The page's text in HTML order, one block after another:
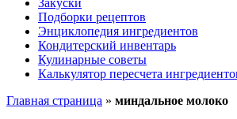
Закуски
Подборки рецептов
Энциклопедия ингредиентов
Кондитерский инвентарь
Кулинарные советы
Калькулятор пересчета
Главная страница » миндальное молоко